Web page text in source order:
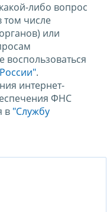
либо вопрос
том числе
или
.
интернет-
ФНС
в "Службу